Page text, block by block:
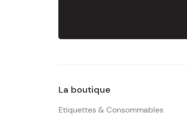
La boutique
Etiquettes & Consommables